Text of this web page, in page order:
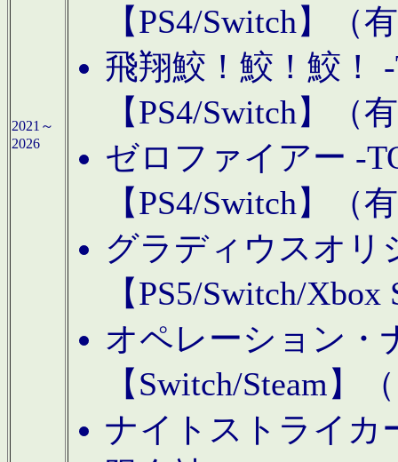
2021～
2026
【PS4/Switch】（
飛翔鮫！鮫！鮫！
【PS4/Switch】（
ゼロファイアー -
【PS4/Switch】（
グラディウスオリ
【PS5/Switch/
オペレーション・
【Switch/Steam】
ナイトストライカ